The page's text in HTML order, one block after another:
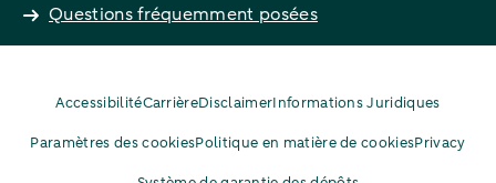
Questions fréquemment posées
AccessibilitéCarrièreDisclaimerInformations Juridiques
Paramètres des cookiesPolitique en matière de cookiesPrivacy